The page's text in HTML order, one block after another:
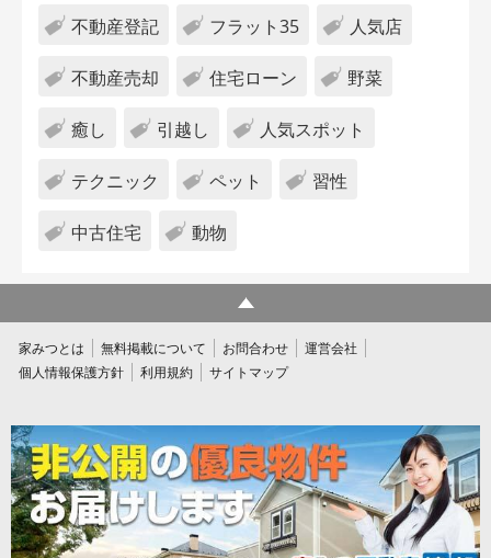
不動産登記 フラット35 人気店
不動産売却 住宅ローン 野菜
癒し 引越し 人気スポット
テクニック ペット 習性
中古住宅 動物
家みつとは 無料掲載について お問合わせ
運営会社
個人情報保護方針
利用規約 サイトマップ